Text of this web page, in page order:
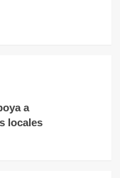
a
locales